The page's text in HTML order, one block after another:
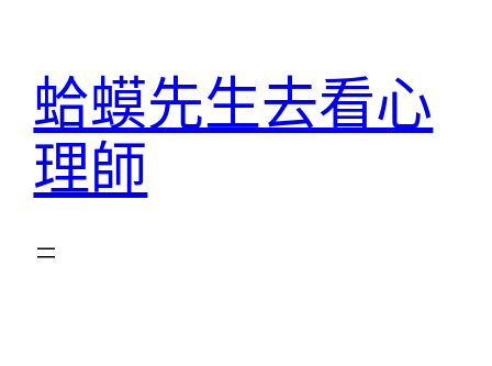
蛤蟆先生去看心
理師